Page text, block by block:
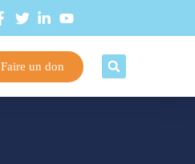
Faire un don